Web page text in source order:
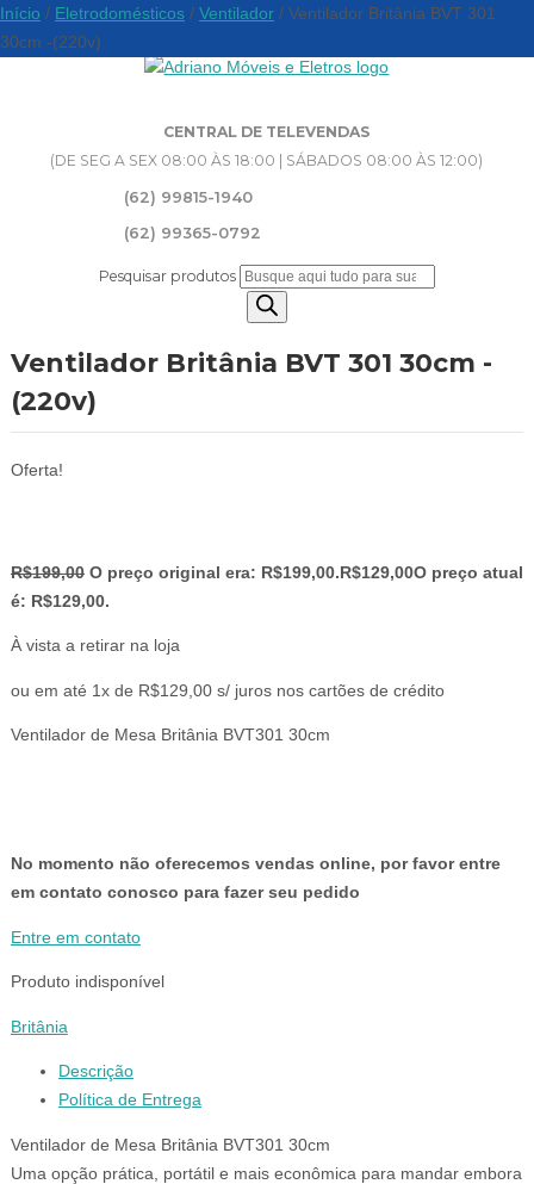
CENTRAL DE TELEVENDAS
(DE SEG A SEX 08:00 ÀS 18:00 | SÁBADOS 08:00 ÀS 12:00)
(62) 99815-1940
(62) 99365-0792
Pesquisar produtos
Início / Eletrodomésticos / Ventilador / Ventilador Britânia BVT 301
30cm -(220v)
Ventilador Britânia BVT 301 30cm -
(220v)
Oferta!
R$199,00 O preço original era: R$199,00.R$129,00O preço atual
é: R$129,00.
À vista a retirar na loja
ou em até 1x de R$129,00 s/ juros nos cartões de crédito
Ventilador de Mesa Britânia BVT301 30cm
No momento não oferecemos vendas online, por favor entre
em contato conosco para fazer seu pedido
Entre em contato
Produto indisponível
Britânia
Descrição
Política de Entrega
Ventilador de Mesa Britânia BVT301 30cm
Uma opção prática, portátil e mais econômica para mandar embora